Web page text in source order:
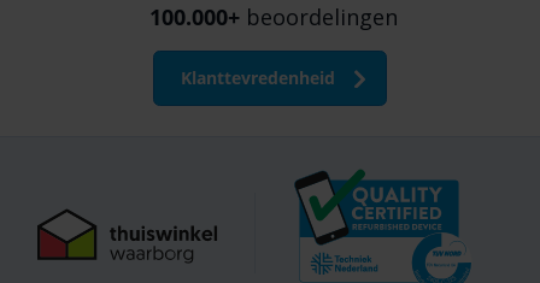
100.000+ beoordelingen
Klanttevredenheid